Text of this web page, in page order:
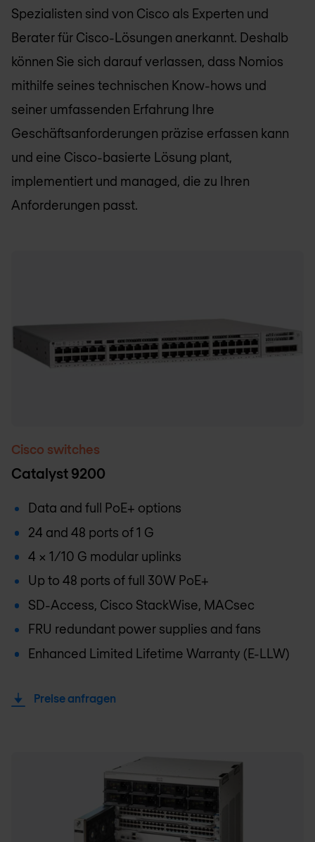
Spezialisten sind von Cisco als Experten und
Berater für Cisco-Lösungen anerkannt. Deshalb
können Sie sich darauf verlassen, dass Nomios
mithilfe seines technischen Know-hows und
seiner umfassenden Erfahrung Ihre
Geschäftsanforderungen präzise erfassen kann
und eine Cisco-basierte Lösung plant,
implementiert und managed, die zu Ihren
Anforderungen passt.
Cisco switches
Catalyst 9200
Data and full PoE+ options
24 and 48 ports of 1 G
4 x 1/10 G modular uplinks
Up to 48 ports of full 30W PoE+
SD-Access, Cisco StackWise, MACsec
FRU redundant power supplies and fans
Enhanced Limited Lifetime Warranty (E-LLW)
Preise anfragen